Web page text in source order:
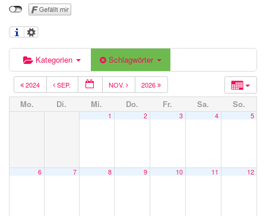
Kategorien Schlagwörter
2024 SEP. NOV. 2026
Mo. Di. Mi. Do. Fr. Sa. So.
1 2 3 4 5
6 7 8 9 10 11 12